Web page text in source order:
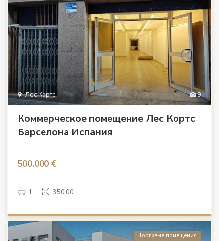
9
Лес Кортс
Коммерческое помещение Лес Кортс
Барселона Испания
500.000 €
1 350.00
Торговые помещения